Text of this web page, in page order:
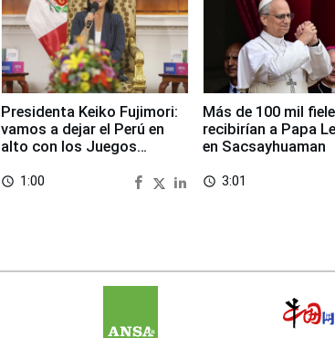
Presidenta Keiko Fujimori:
vamos a dejar el Perú en
alto con los Juegos
access_time 1:00
Más de 100 mil
recibirían a Papa
en Sacsayhuaman
access_time 3:01